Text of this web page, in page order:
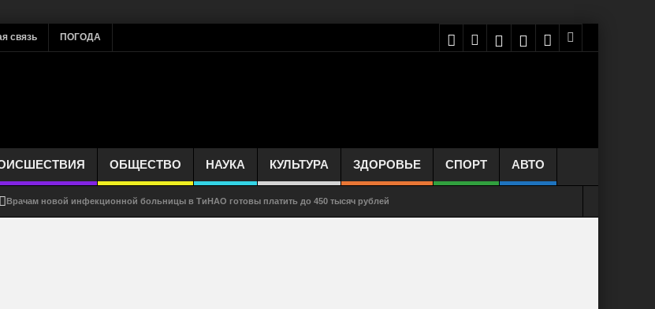
связь ПОГОДА
ОБЩЕСТВО НАУКА КУЛЬТУРА ЗДОРОВЬЕ СПОРТ АВТО
Врачам новой инфекционной больницы в ТиНАО готовы платить до 450 тысяч рублей